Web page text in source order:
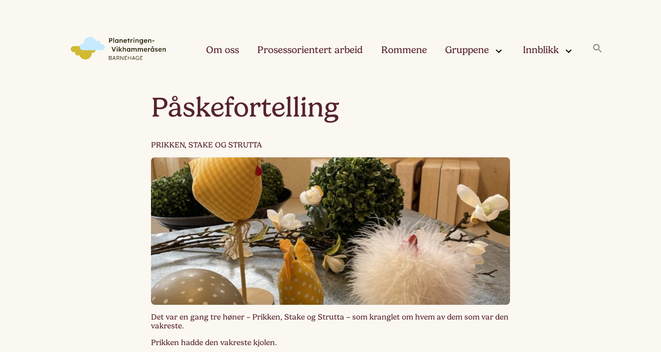
Om oss Prosessorientert arbeid Rommene Gruppene
Rukleskya –
Treåringen
Slørskya –
Fireåringen
Lagskya –
Femåringen
Innblikk
Rukleskyan
Slørskyan
Lagskyan
Påskefortelling
PRIKKEN, STAKE OG STRUTTA
Det var en gang tre høner – Prikken, Stake og Strutta – som kranglet om hvem av dem som var den
vakreste.
Prikken hadde den vakreste kjolen.